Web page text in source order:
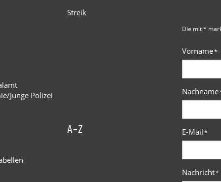
Junge Polizei
Streik
A-Z
Die mit *
Vorname*
Nachname
E-Mail*
Nachricht*